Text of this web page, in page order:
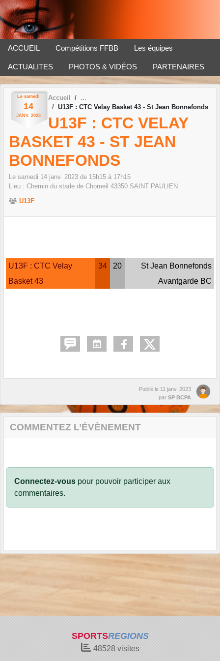
ACCUEIL Compétitions FFBB Les équipes
ACTUALITES PHOTOS & VIDÉOS PARTENAIRES
Le samedi
14
JANV. 2023
Accueil
U13F : CTC Velay Basket 43 - St Jean Bonnefonds
U13F : CTC VELAY
BASKET 43 - ST JEAN
BONNEFONDS
Le samedi 14 janv. 2023 de 15h15 à 17h15
Lieu : Chemin du stade de Chomeil 43350 SAINT PAULIEN
U13F
U13F : CTC Velay
Basket 43
34 20
St Jean Bonnefonds
Avantgarde BC
Publié le 11 janv. 2023
par SP BCPA
COMMENTEZ L’ÉVÈNEMENT
Connectez-vous pour pouvoir participer aux
commentaires.
SPORTSREGIONS
48528visites
Panneau de gestion des cookies